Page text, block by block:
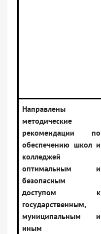
Направлены
методические
рекомендации по
обеспечению школ и
колледжей
оптимальным и
безопасным
доступом к
государственным,
муниципальным и
иным